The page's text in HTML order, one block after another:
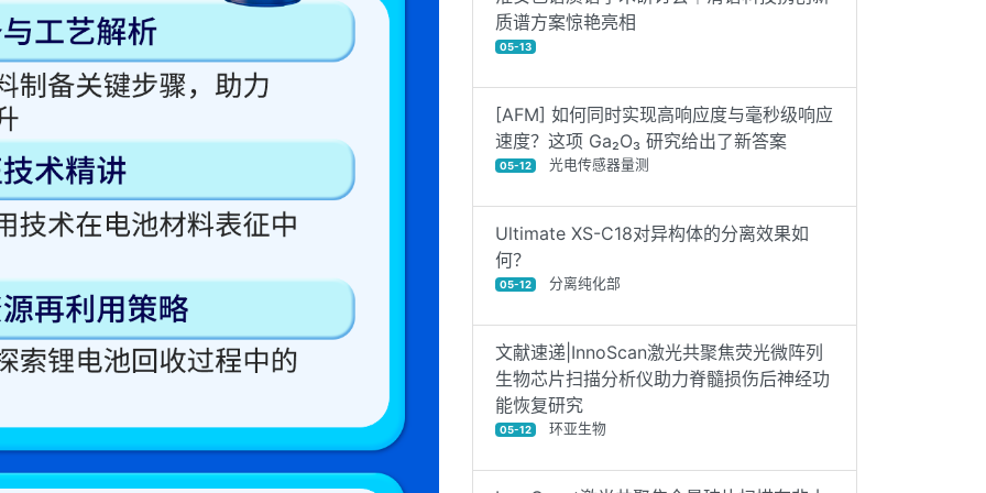
质谱方案惊艳亮相
05-13
[AFM] 如何同时实现高响应度与毫秒级响应
速度？这项 Ga₂O₃ 研究给出了新答案
05-12 光电传感器量测
Ultimate XS-C18对异构体的分离效果如
何？
05-12 分离纯化部
文献速递|InnoScan激光共聚焦荧光微阵列
生物芯片扫描分析仪助力脊髓损伤后神经功
能恢复研究
05-12 环亚生物